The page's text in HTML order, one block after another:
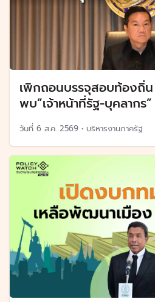
เพิกถอนบรรจุสอบท้องถิ่
พบ”เจ้าหน้าที่รัฐ-บุคลากร
วันที่ 6 ส.ค. 2569 • บริหารงานภาครัฐ